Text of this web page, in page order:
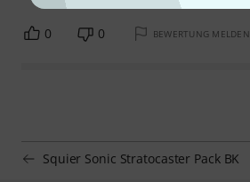
0 0 BEWERTUNG MELDEN
Squier Sonic Stratocaster Pack BK